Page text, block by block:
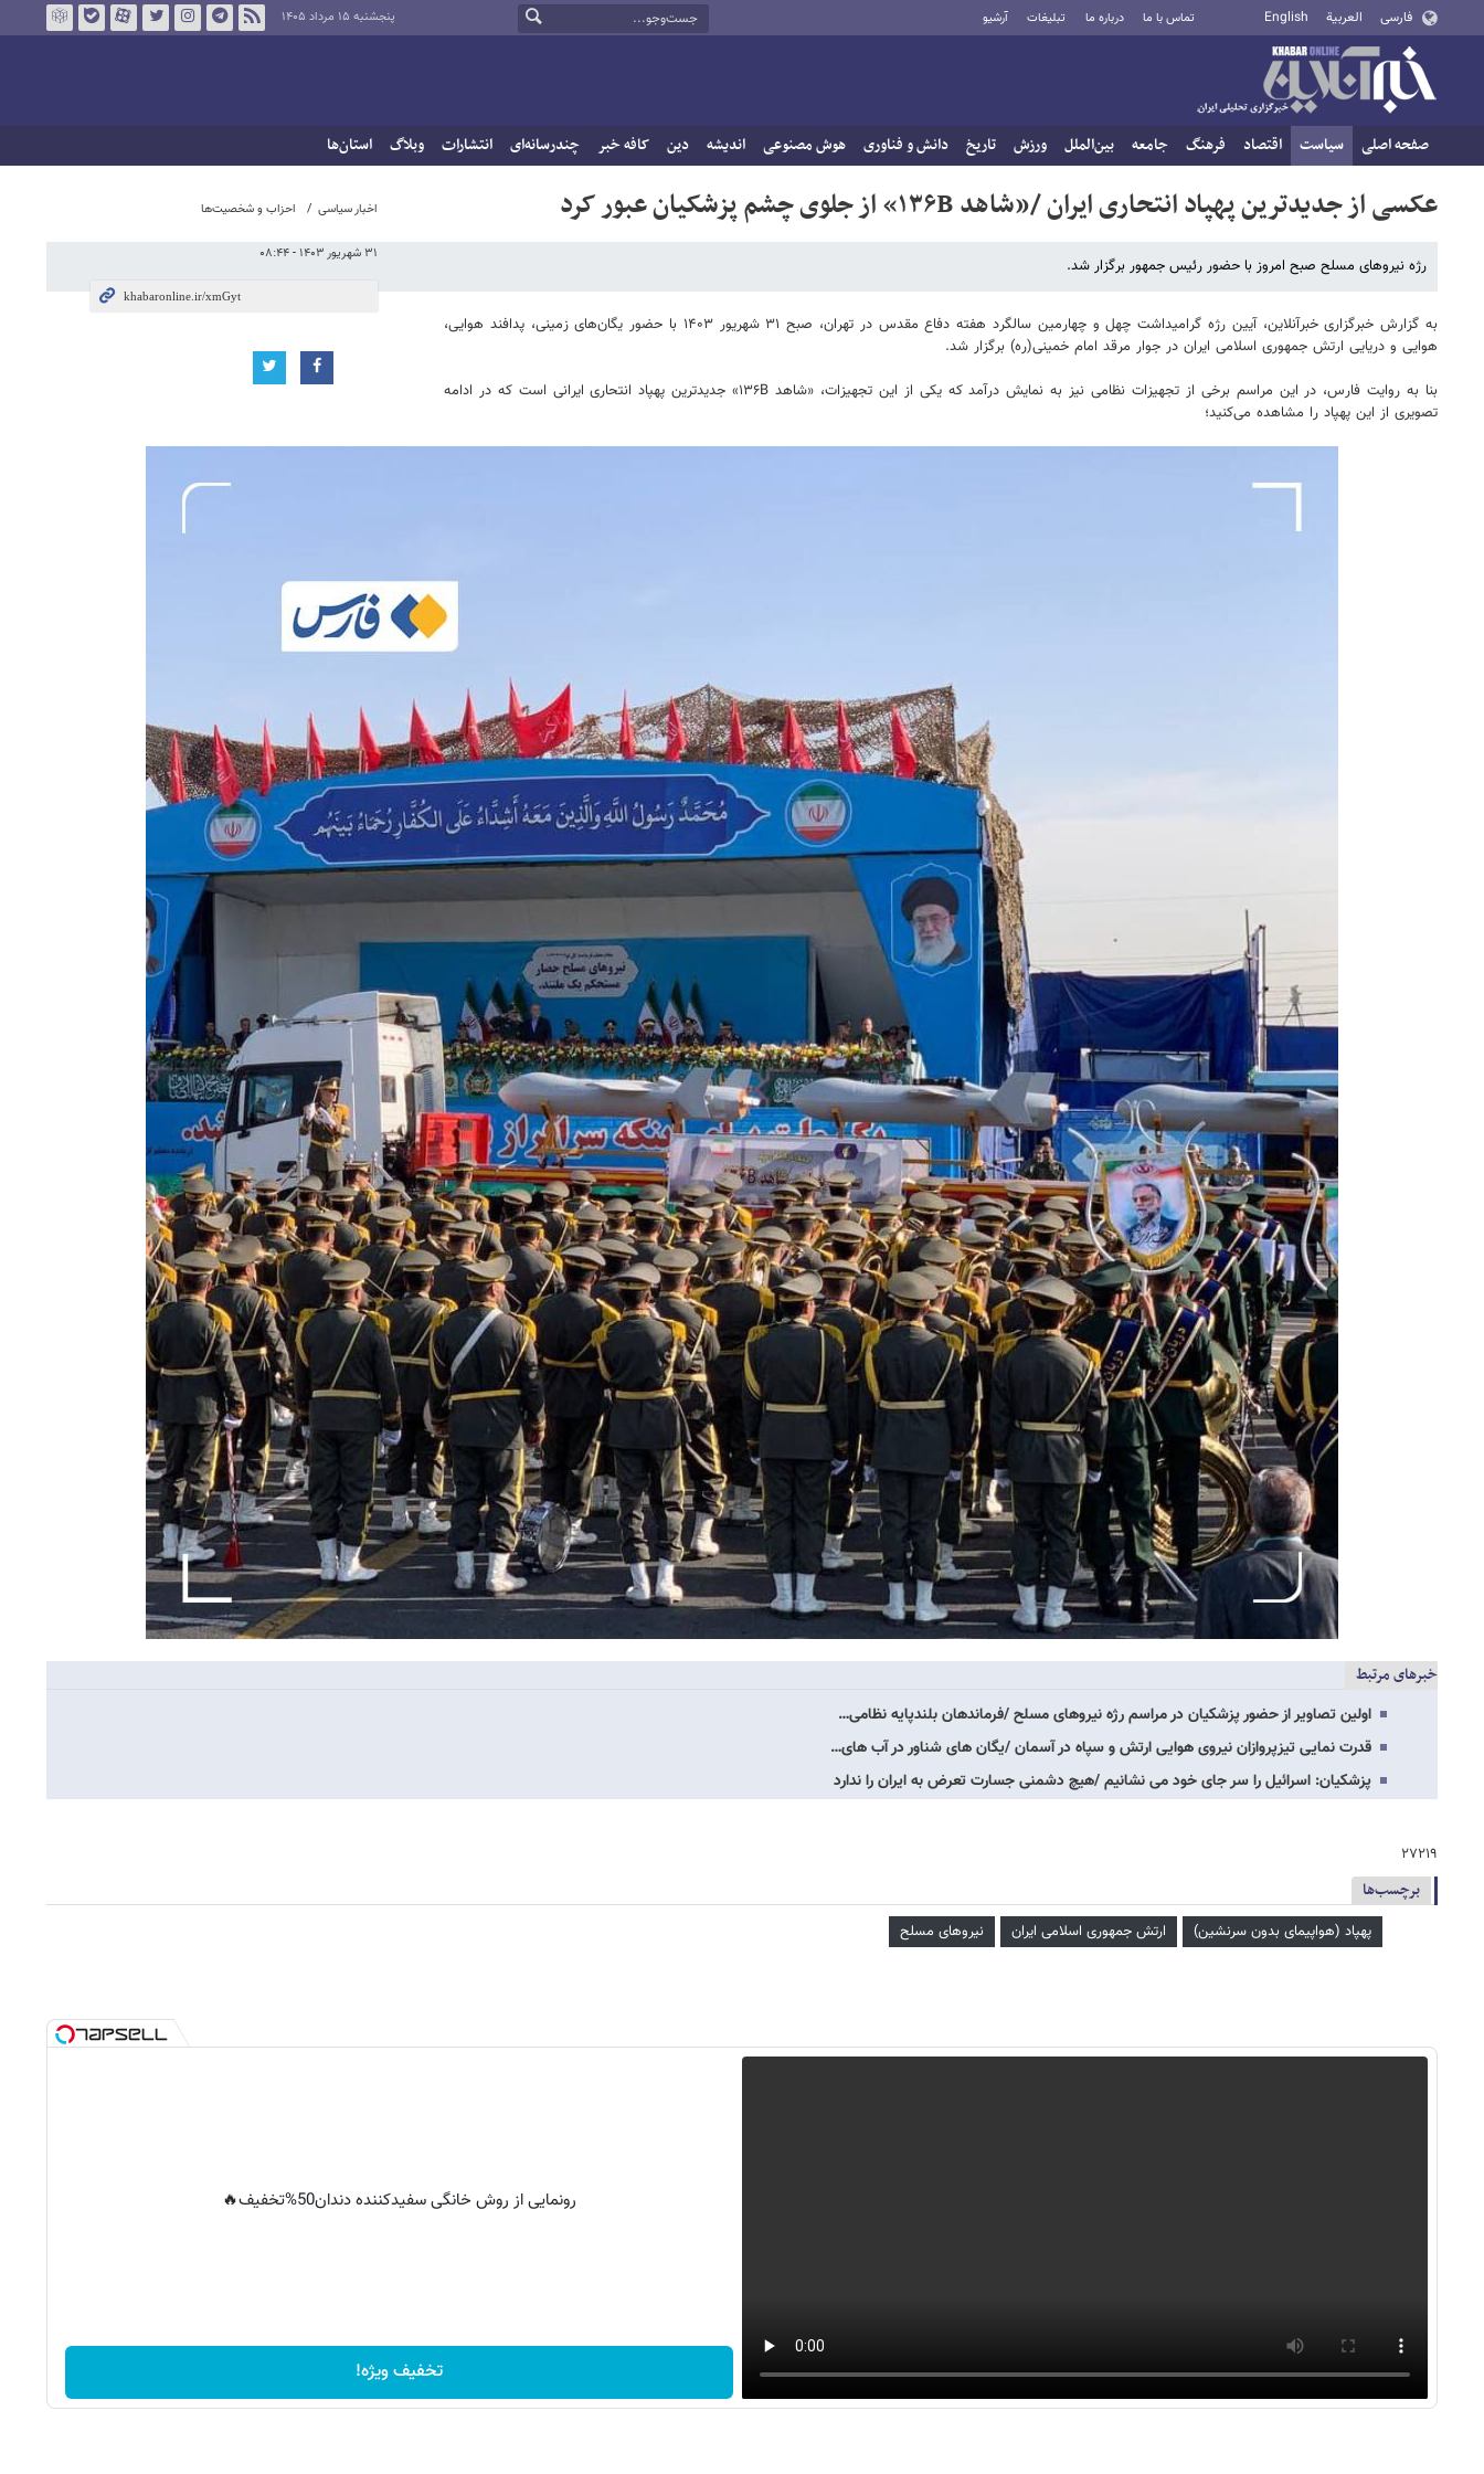
فارسی العربية English تماس با ما درباره ما تبلیغات آرشیو پنجشنبه ۱۵ مرداد ۱۴۰۵
صفحه اصلی سیاست اقتصاد فرهنگ جامعه بین‌الملل ورزش تاریخ دانش و فناوری هوش مصنوعی اندیشه دین کافه خبر چندرسانه‌ای انتشارات وبلاگ استان‌ها
اخبار سیاسی احزاب و شخصیت‌ها
۳۱ شهریور ۱۴۰۳ - ۰۸:۴۴
عکسی از جدیدترین پهپاد انتحاری ایران /«شاهد ۱۳۶B» از جلوی چشم پزشکیان عبور کرد
رژه نیروهای مسلح صبح امروز با حضور رئیس جمهور برگزار شد.
به گزارش خبرگزاری خبرآنلاین، آیین رژه گرامیداشت چهل و چهارمین سالگرد هفته دفاع مقدس در تهران، صبح ۳۱ شهریور ۱۴۰۳ با حضور یگان‌های زمینی، پدافند هوایی،
هوایی و دریایی ارتش جمهوری اسلامی ایران در جوار مرقد امام خمینی(ره) برگزار شد.
بنا به روایت فارس، در این مراسم برخی از تجهیزات نظامی نیز به نمایش درآمد که یکی از این تجهیزات، «شاهد ۱۳۶B» جدیدترین پهپاد انتحاری ایرانی است که در ادامه
تصویری از این پهپاد را مشاهده می‌کنید؛
خبرهای مرتبط
اولین تصاویر از حضور پزشکیان در مراسم رژه نیروهای مسلح /فرماندهان بلندپایه نظامی…
قدرت نمایی تیزپروازان نیروی هوایی ارتش و سپاه در آسمان /یگان های شناور در آب های…
پزشکیان: اسرائیل را سر جای خود می نشانیم /هیچ دشمنی جسارت تعرض به ایران را ندارد
۲۷۲۱۹
برچسب‌ها
پهپاد (هواپیمای بدون سرنشین) ارتش جمهوری اسلامی ایران نیروهای مسلح
رونمایی از روش خانگی سفیدکننده دندان50%تخفیف🔥
تخفیف ویژه!